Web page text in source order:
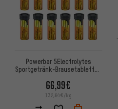
Powerbar 5Electrolytes
Sportgetränk-Brausetabletten
66,99€
132,64€/kg